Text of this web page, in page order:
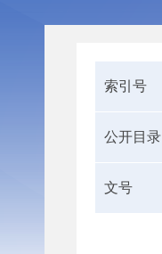
索引号
公开目录
文号